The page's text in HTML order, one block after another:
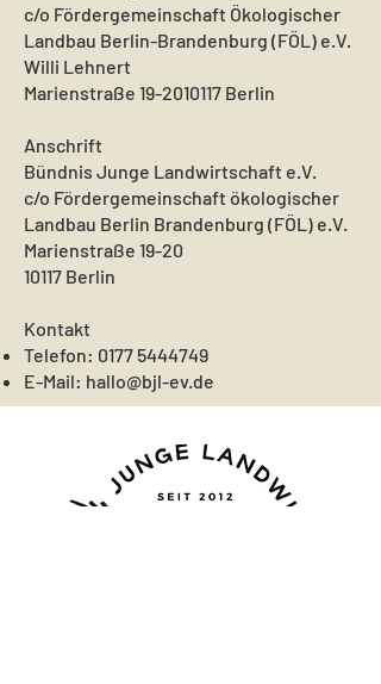
c/o Fördergemeinschaft Ökologischer
Landbau Berlin-Brandenburg (FÖL) e.V.
Willi Lehnert
Marienstraße 19-2010117 Berlin
Anschrift
Bündnis Junge Landwirtschaft e.V.
c/o Fördergemeinschaft ökologischer
Landbau Berlin Brandenburg (FÖL) e.V.
Marienstraße 19-20
10117 Berlin
Kontakt
Telefon: 0177 5444749
E-Mail: hallo@bjl-ev.de